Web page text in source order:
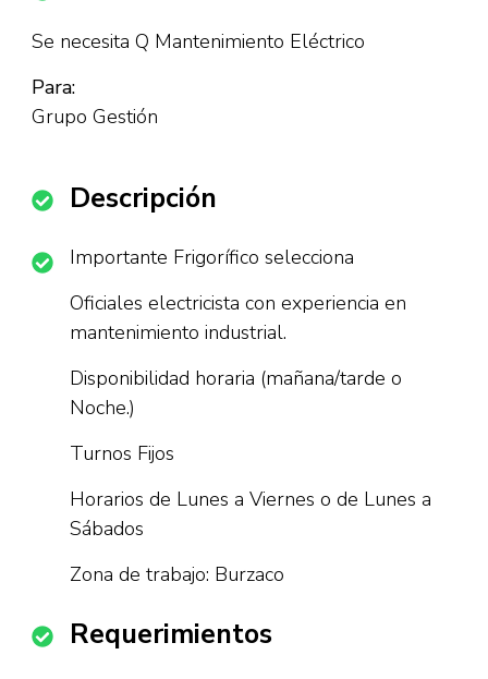
Se necesita Q Mantenimiento Eléctrico
Para:
Grupo Gestión
Descripción
Importante Frigorífico selecciona
Oficiales electricista con experiencia en
mantenimiento industrial.
Disponibilidad horaria (mañana/tarde o
Noche.)
Turnos Fijos
Horarios de Lunes a Viernes o de Lunes a
Sábados
Zona de trabajo: Burzaco
Requerimientos